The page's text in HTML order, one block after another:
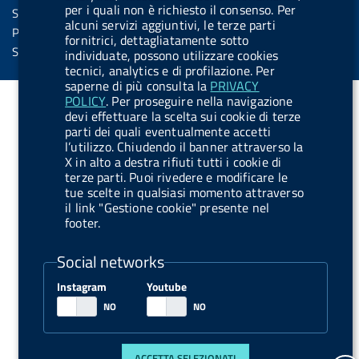
per i quali non è richiesto il consenso. Per
alcuni servizi aggiuntivi, le terze parti
fornitrici, dettagliatamente sotto
individuate, possono utilizzare cookies
tecnici, analytics e di profilazione. Per
saperne di più consulta la PRIVACY
POLICY. Per proseguire nella navigazione
devi effettuare la scelta sui cookie di terze
parti dei quali eventualmente accetti
l’utilizzo. Chiudendo il banner attraverso la
X in alto a destra rifiuti tutti i cookie di
terze parti. Puoi rivedere e modificare le
tue scelte in qualsiasi momento attraverso
il link "Gestione cookie" presente nel
footer.
Social networks
Instagram Youtube
n
.
i
n
s
t
a
g
r
a
m
n
.
s
p
o
t
i
f
y
Statistiche sito
Privacy
Servizi Online